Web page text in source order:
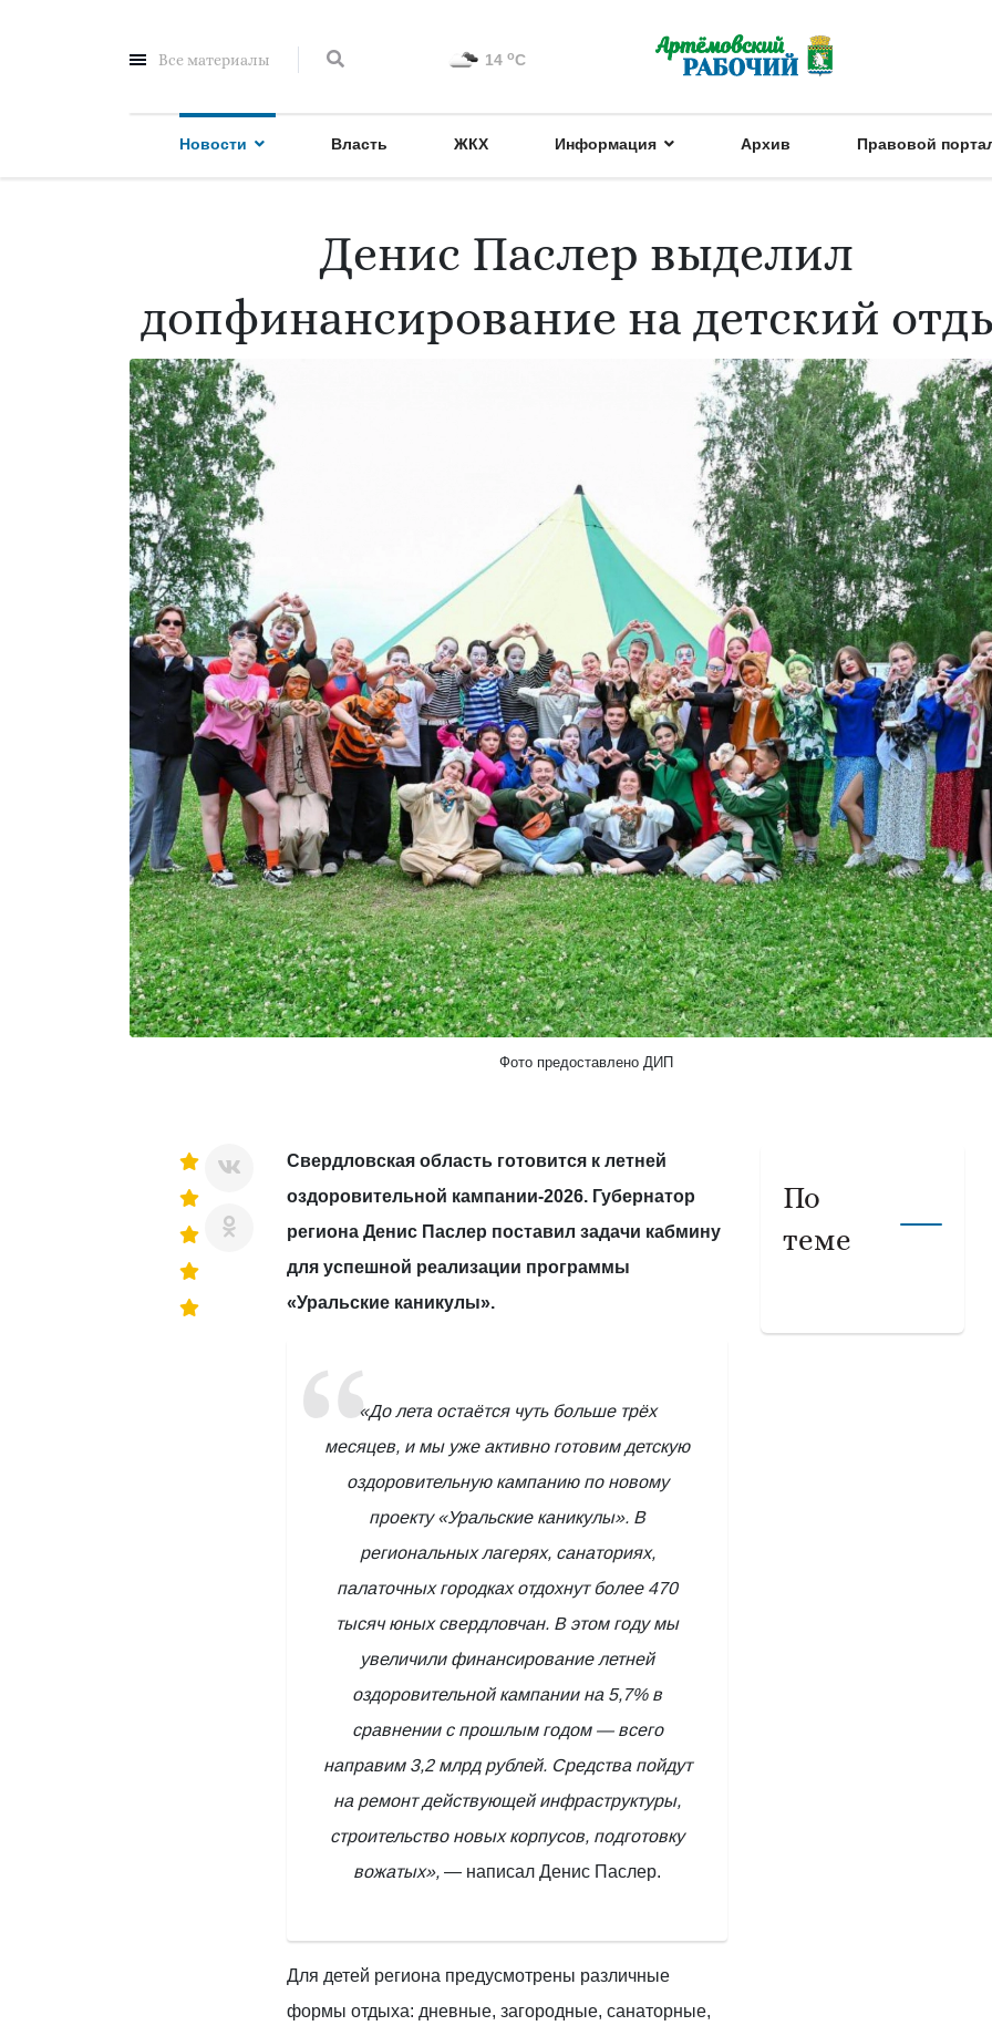
Все материалы 14 oC
Новости Власть ЖКХ Информация Архив Правовой
Денис Паслер выделил
допфинансирование на детский
Фото предоставлено ДИП
Свердловская область готовится к летней
оздоровительной кампании-2026. Губернатор
региона Денис Паслер поставил задачи кабмину
для успешной реализации программы
«Уральские каникулы».
«До лета остаётся чуть больше трёх
месяцев, и мы уже активно готовим детскую
оздоровительную кампанию по новому
проекту «Уральские каникулы». В
региональных лагерях, санаториях,
палаточных городках отдохнут более 470
тысяч юных свердловчан. В этом году мы
увеличили финансирование летней
оздоровительной кампании на 5,7% в
сравнении с прошлым годом — всего
направим 3,2 млрд рублей. Средства пойдут
на ремонт действующей инфраструктуры,
строительство новых корпусов, подготовку
вожатых», — написал Денис Паслер.
Для детей региона предусмотрены различные
формы отдыха: дневные, загородные, санаторные,
По
теме